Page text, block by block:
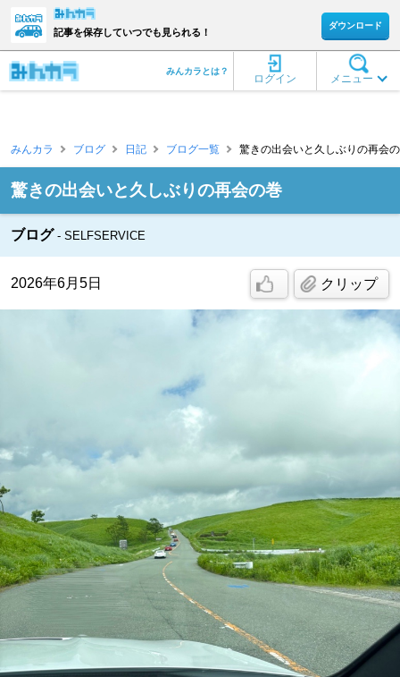
記事を保存していつでも見られる！
ダウンロード
メニュー
ログイン
みんカラとは？
みんカラ ブログ 日記 ブログ一覧 驚きの出会いと久しぶりの再会
驚きの出会いと久しぶりの再会の巻
ブログ SELFSERVICE
2026年6月5日 クリップ